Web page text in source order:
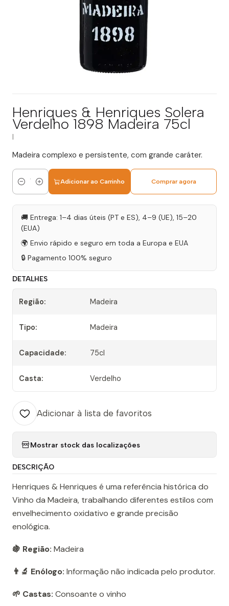
Henriques & Henriques Solera
Verdelho 1898 Madeira 75cl
Madeira complexo e persistente, com grande caráter.
Quantidade
Adicionar ao Carrinho Comprar agora
🚚 Entrega: 1–4 dias úteis (PT e ES), 4–9 (UE), 15–20
(EUA)
🌍 Envio rápido e seguro em toda a Europa e EUA
🔒 Pagamento 100% seguro
DETALHES
Região: Madeira
Tipo: Madeira
Capacidade: 75cl
Casta: Verdelho
Adicionar à lista de favoritos
Mostrar stock das localizações
DESCRIÇÃO
Henriques & Henriques é uma referência histórica do
Vinho da Madeira, trabalhando diferentes estilos com
envelhecimento oxidativo e grande precisão
enológica.
🍇 Região: Madeira
👨‍🔬 Enólogo: Informação não indicada pelo produtor.
🌱 Castas: Consoante o vinho